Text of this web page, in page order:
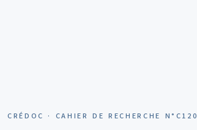
CRÉDOC · CAHIER DE RECHERCHE N°C120